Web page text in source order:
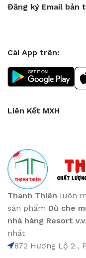
Đăng ký Email bản
Cài App trên:
Liên Kết MXH
Thanh Thiên luôn
sản phẩm Dù che
nhà hàng Resort
nhất
872 Hương Lộ 2 ,